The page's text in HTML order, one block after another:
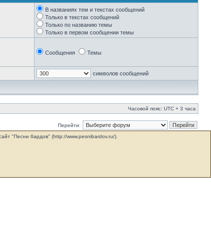
В названиях тем и текстах сообщений
Только в текстах сообщений
Только по названию темы
Только в первом сообщении темы
Сообщения Темы
символов сообщений
Часовой пояс: UTC + 3 часа
Перейти:
"Песни бардов" (http://www.pesnibardov.ru/).